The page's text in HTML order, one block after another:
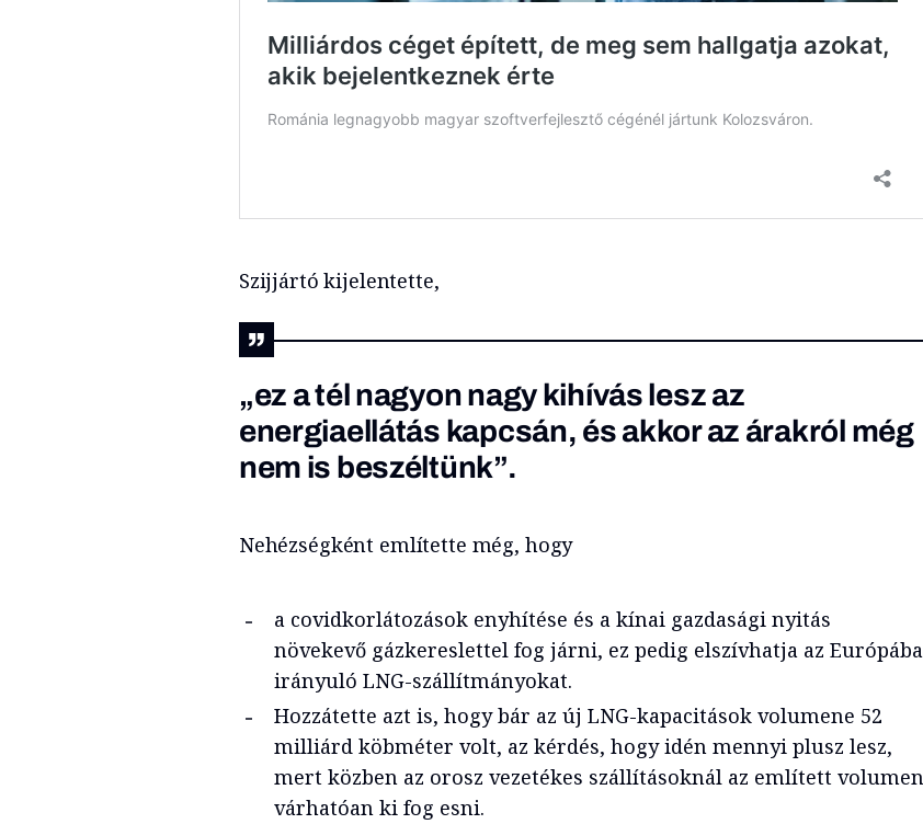
Szijjártó kijelentette,
„ez a tél nagyon nagy kihívás lesz az
energiaellátás kapcsán, és akkor az árakról még
nem is beszéltünk”.
Nehézségként említette még, hogy
a covidkorlátozások enyhítése és a kínai gazdasági nyitás
növekevő gázkereslettel fog járni, ez pedig elszívhatja az Európába
irányuló LNG-szállítmányokat.
Hozzátette azt is, hogy bár az új LNG-kapacitások volumene 52
milliárd köbméter volt, az kérdés, hogy idén mennyi plusz lesz,
mert közben az orosz vezetékes szállításoknál az említett volumen
várhatóan ki fog esni.